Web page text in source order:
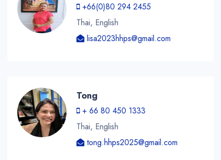
+66(0)80 294 2455
Thai, English
lisa2023hhps@gmail.com
Tong
+ 66 80 450 1333
Thai, English
tong.hhps2025@gmail.com